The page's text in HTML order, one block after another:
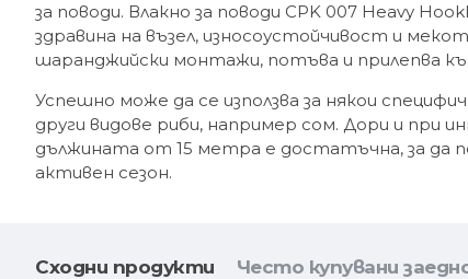
за поводи. Влакно за поводи CPK 007 Heavy
здравина на възел, износоустойчивост и
шаранджийски монтажи, потъва и прилепва
Успешно може да се използва за някои
други видове риби, например сом. Дори и при
дължината от 15 метра е достатъчна, за да
активен сезон.
Сходни продукти Често купувани